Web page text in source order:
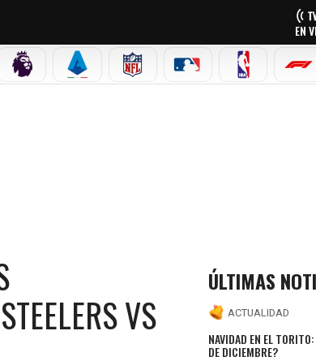
EN
PREMIER LEAGUE
SERIE A NFL MLB NBA
VS
ÚLTIMAS
ACTUALIDAD
NAVIDAD EN EL
DE DICIEMBRE?